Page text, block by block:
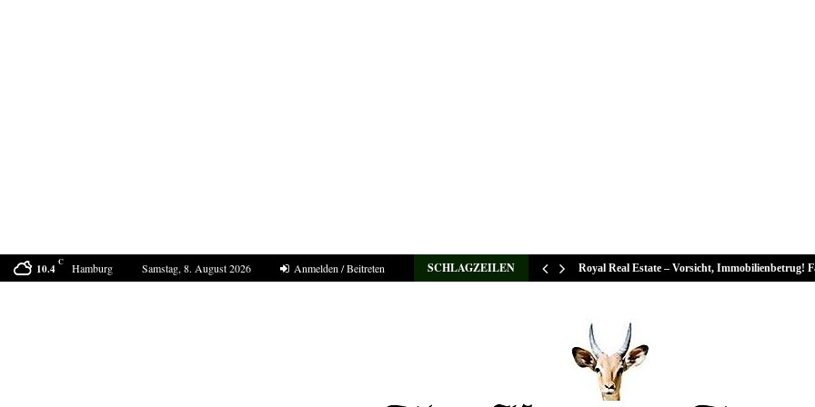
10.4 C Hamburg Samstag, 8. August 2026 Anmelden / Beitreten SCHLAGZEILEN
Bestell-Scam – eine neue Masche Royal Real Estate – Vorsicht, Immobilienbetrug!